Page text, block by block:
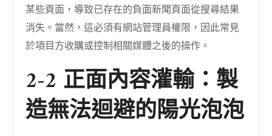
某些頁面，導致已存在的負面新聞頁面從搜尋結果
消失。當然，這必須有網站管理員權限，因此常見
於項目方收購或控制相關媒體之後的操作。
2-2 正面內容灌輸：製
造無法迴避的陽光泡泡